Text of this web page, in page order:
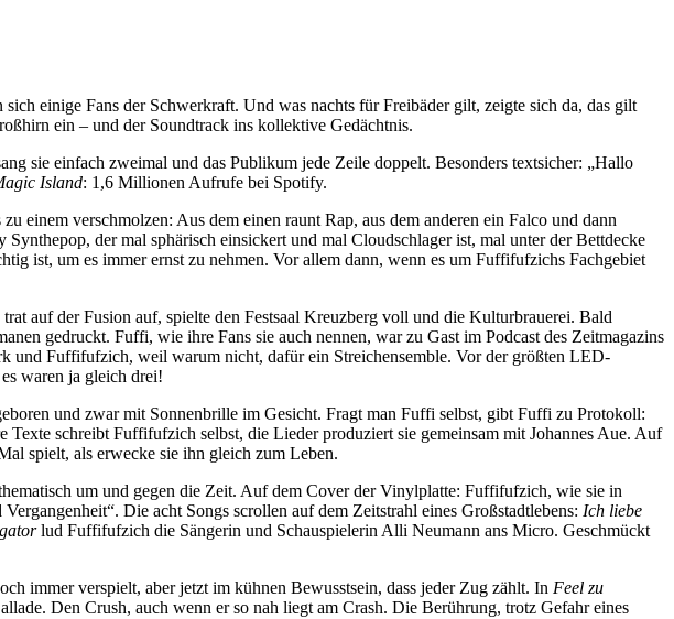
einige Fans der Schwerkraft. Und was nachts für Freibäder gilt, zeigte sich da, das gilt
ein – und der Soundtrack ins kollektive Gedächtnis.
sie einfach zweimal und das Publikum jede Zeile doppelt. Besonders textsicher: „Hallo
Island: 1,6 Millionen Aufrufe bei Spotify.
einem verschmolzen: Aus dem einen raunt Rap, aus dem anderen ein Falco und dann
der mal sphärisch einsickert und mal Cloudschlager ist, mal unter der Bettdecke
ist, um es immer ernst zu nehmen. Vor allem dann, wenn es um Fuffifufzichs Fachgebiet
auf der Fusion auf, spielte den Festsaal Kreuzberg voll und die Kulturbrauerei. Bald
gedruckt. Fuffi, wie ihre Fans sie auch nennen, war zu Gast im Podcast des Zeitmagazins
und Fuffifufzich, weil warum nicht, dafür ein Streichensemble. Vor der größten LED-
waren ja gleich drei!
und zwar mit Sonnenbrille im Gesicht. Fragt man Fuffi selbst, gibt Fuffi zu Protokoll:
schreibt Fuffifufzich selbst, die Lieder produziert sie gemeinsam mit Johannes Aue. Auf
spielt, als erwecke sie ihn gleich zum Leben.
um und gegen die Zeit. Auf dem Cover der Vinylplatte: Fuffifufzich, wie sie in
Die acht Songs scrollen auf dem Zeitstrahl eines Großstadtlebens: Ich liebe
lud Fuffifufzich die Sängerin und Schauspielerin Alli Neumann ans Micro. Geschmückt
immer verspielt, aber jetzt im kühnen Bewusstsein, dass jeder Zug zählt. In Feel zu
Den Crush, auch wenn er so nah liegt am Crash. Die Berührung, trotz Gefahr eines